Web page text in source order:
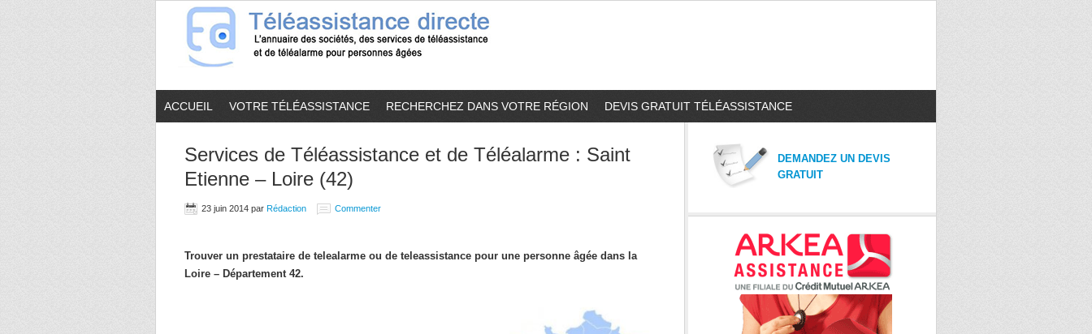
ACCUEIL VOTRE TÉLÉASSISTANCE RECHERCHEZ DANS VOTRE RÉGION DEVIS GRATUIT TÉLÉASSISTANCE
Services de Téléassistance et de Téléalarme : Saint
Etienne – Loire (42)
23 juin 2014 par Rédaction Commenter
Trouver un prestataire de telealarme ou de teleassistance pour une personne âgée dans la
Loire – Département 42.
DEMANDEZ UN DEVIS
GRATUIT